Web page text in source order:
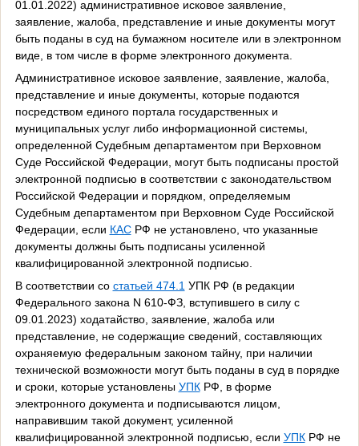
01.01.2022) административное исковое заявление,
заявление, жалоба, представление и иные документы могут
быть поданы в суд на бумажном носителе или в электронном
виде, в том числе в форме электронного документа.
Административное исковое заявление, заявление, жалоба,
представление и иные документы, которые подаются
посредством единого портала государственных и
муниципальных услуг либо информационной системы,
определенной Судебным департаментом при Верховном
Суде Российской Федерации, могут быть подписаны простой
электронной подписью в соответствии с законодательством
Российской Федерации и порядком, определяемым
Судебным департаментом при Верховном Суде Российской
Федерации, если КАСРФ не установлено, что указанные
документы должны быть подписаны усиленной
квалифицированной электронной подписью.
В соответствии со статьей 474.1 УПК РФ (в редакции
Федерального закона N 610-ФЗ, вступившего в силу с
09.01.2023) ходатайство, заявление, жалоба или
представление, не содержащие сведений, составляющих
охраняемую федеральным законом тайну, при наличии
технической возможности могут быть поданы в суд в порядке
и сроки, которые установлены УПКРФ, в форме
электронного документа и подписываются лицом,
направившим такой документ, усиленной
квалифицированной электронной подписью, если УПКРФ не